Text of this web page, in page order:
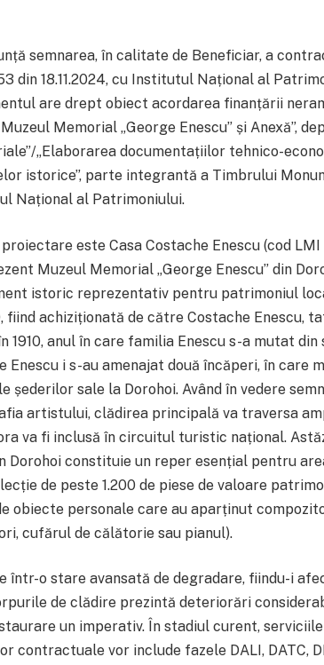
semnarea, în calitate de Beneficiar, a
din 18.11.2024, cu Institutul Național al
are drept obiect acordarea finanțării
Memorial „George Enescu” și Anexă”,
„Elaborarea documentațiilor tehnico-
istorice”, parte integrantă a Timbrului
Național al Patrimoniului.
este Casa Costache Enescu (cod
Muzeul Memorial „George Enescu” din
istoric reprezentativ pentru patrimoniul
fiind achiziționată de către Costache Enescu,
1910, anul în care familia Enescu s-a mutat din
Enescu i s-au amenajat două încăperi, în care
șederilor sale la Dorohoi. Având în vedere
artistului, clădirea principală va traversa
va fi inclusă în circuitul turistic național.
Dorohoi constituie un reper esențial pentru
de peste 1.200 de piese de valoare
obiecte personale care au aparținut
cufărul de călătorie sau pianul).
într-o stare avansată de degradare, fiindu-i
de clădire prezintă deteriorări
un imperativ. În stadiul curent,
contractuale vor include fazele DALI, DATC,